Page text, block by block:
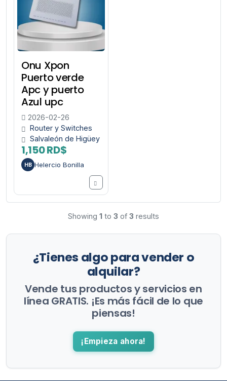
Onu Xpon
Puerto verde
Apc y puerto
Azul upc
2026-02-26
Router y Switches
Salvaleón de Higüey
1,150 RD$
HB Helercio Bonilla
Showing 1 to 3 of 3 results
¿Tienes algo para vender o
alquilar?
Vende tus productos y servicios en
línea GRATIS. ¡Es más fácil de lo que
piensas!
¡Empieza ahora!